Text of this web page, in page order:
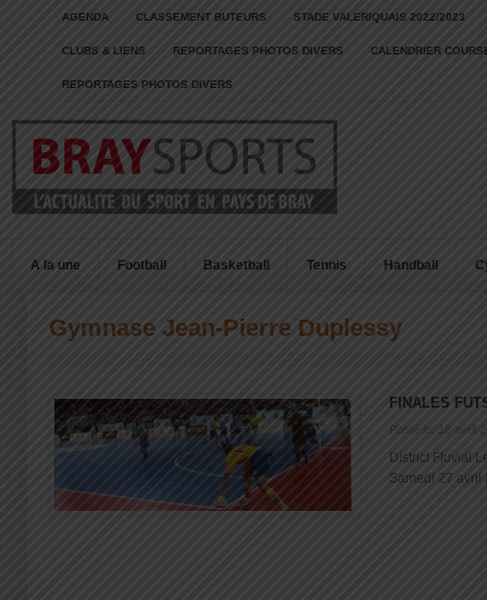
AGENDA CLASSEMENT BUTEURS STADE VALERIQUAIS 2022/2023
CLUBS & LIENS REPORTAGES PHOTOS DIVERS CALENDRIER
REPORTAGES PHOTOS DIVERS
A la une Football Basketball Tennis Handball
Gymnase Jean-Pierre Duplessy
FINALES
Posté le: 16 avril
District Fluvial
Samedi 27 avril